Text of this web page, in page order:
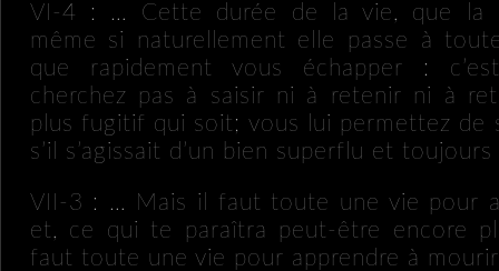
VI-4 : … Cette durée de la vie, que la
même si naturellement elle passe à
que rapidement vous échapper :
cherchez pas à saisir ni à retenir ni à
plus fugitif qui soit; vous lui permettez de
s’il s’agissait d’un bien superflu et
VII-3 : … Mais il faut toute une vie pour
et, ce qui te paraîtra peut-être encore
faut toute une vie pour apprendre à